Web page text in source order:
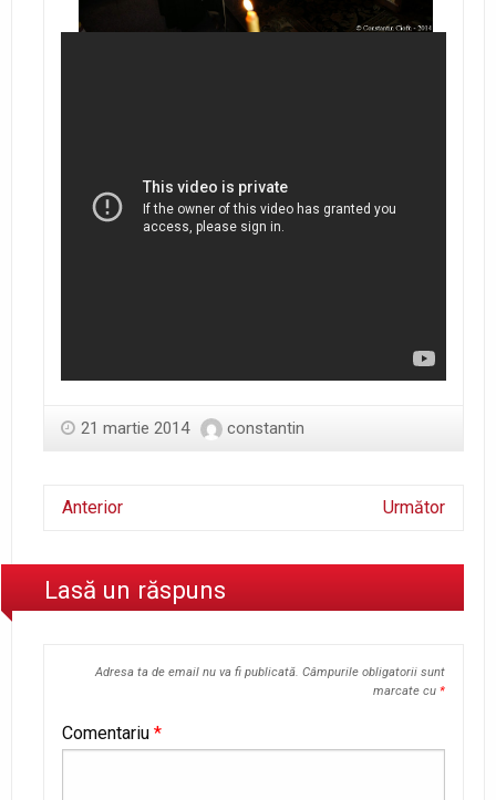
21 martie 2014 constantin
Anterior Următor
Lasă un răspuns
Adresa ta de email nu va fi publicată. Câmpurile obligatorii sunt
marcate cu *
Comentariu *